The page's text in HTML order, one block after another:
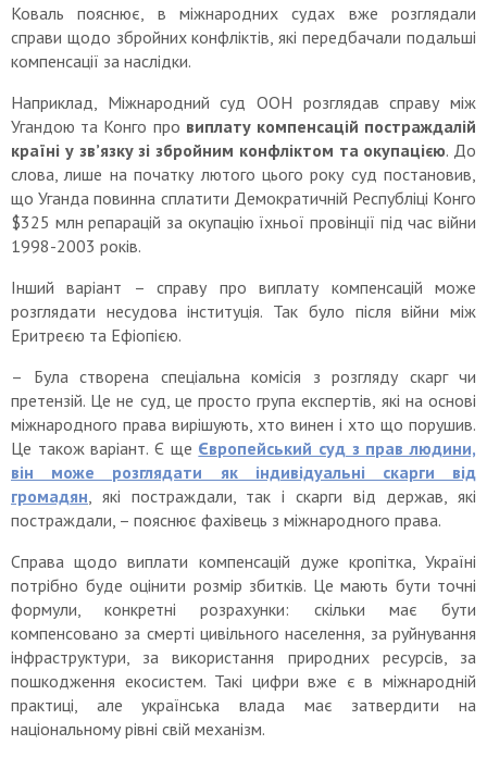
Коваль пояснює, в міжнародних судах вже розглядали
справи щодо збройних конфліктів, які передбачали подальші
компенсації за наслідки.
Наприклад, Міжнародний суд ООН розглядав справу між
Угандою та Конго про виплату компенсацій постраждалій
країні у зв’язку зі збройним конфліктом та окупацією. До
слова, лише на початку лютого цього року суд постановив,
що Уганда повинна сплатити Демократичній Республіці Конго
$325 млн репарацій за окупацію їхньої провінції під час війни
1998-2003 років.
Інший варіант – справу про виплату компенсацій може
розглядати несудова інституція. Так було після війни між
Еритреєю та Ефіопією.
– Була створена спеціальна комісія з розгляду скарг чи
претензій. Це не суд, це просто група експертів, які на основі
міжнародного права вирішують, хто винен і хто що порушив.
Це також варіант. Є ще Європейський суд з прав людини,
він може розглядати як індивідуальні скарги від
громадян , які постраждали, так і скарги від держав, які
постраждали, – пояснює фахівець з міжнародного права.
Справа щодо виплати компенсацій дуже кропітка, Україні
потрібно буде оцінити розмір збитків. Це мають бути точні
формули, конкретні розрахунки: скільки має бути
компенсовано за смерті цивільного населення, за руйнування
інфраструктури, за використання природних ресурсів, за
пошкодження екосистем. Такі цифри вже є в міжнародній
практиці, але українська влада має затвердити на
національному рівні свій механізм.